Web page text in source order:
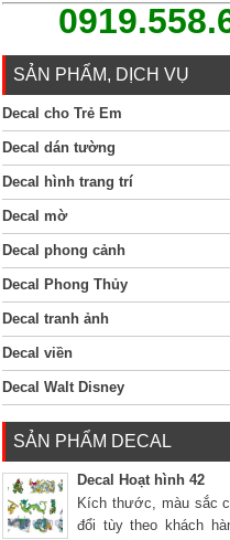
SẢN PHẨM, DỊCH VỤ
Decal cho Trẻ Em
Decal dán tường
Decal hình trang trí
Decal mờ
Decal phong cảnh
Decal Phong Thủy
Decal tranh ảnh
Decal viền
Decal Walt Disney
SẢN PHẨM DECAL
Decal Hoạt hình 42
Kích thước, màu sắc
đổi tùy theo khách